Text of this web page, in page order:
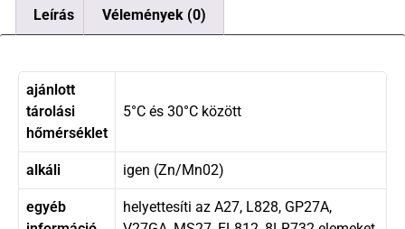
Leírás Vélemények (0)
ajánlott
tárolási
hőmérséklet
5°C és 30°C között
alkáli igen (Zn/Mn02)
egyéb
helyettesíti az A27, L828, GP27A,